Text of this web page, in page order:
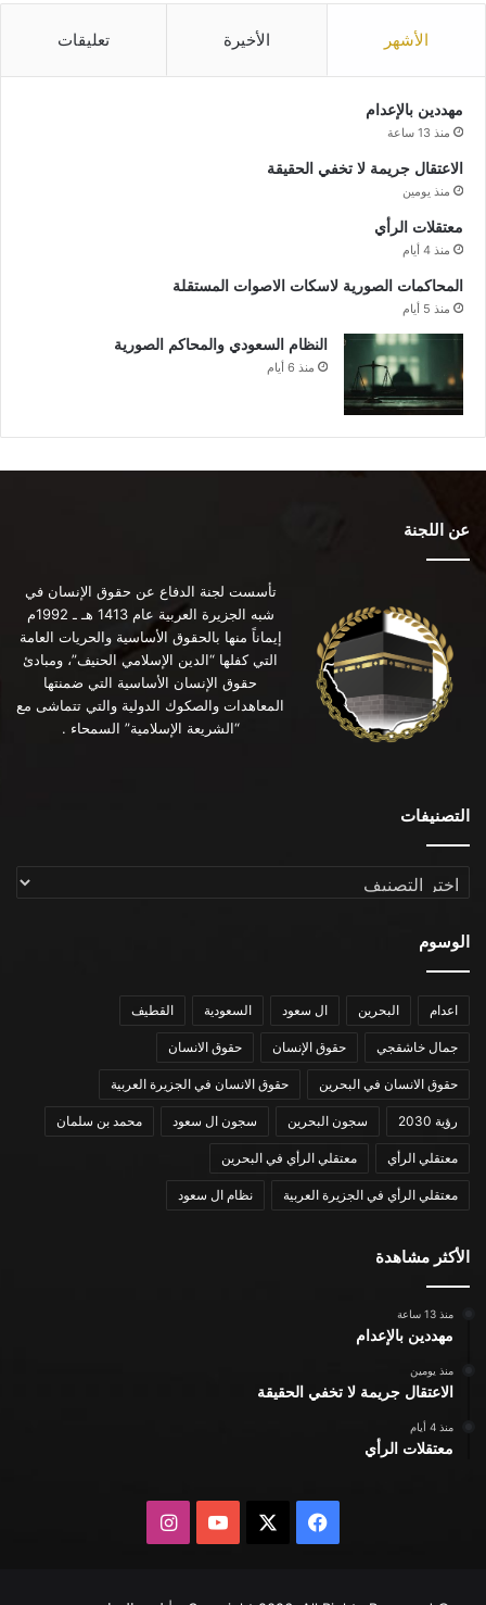
الأشهر الأخيرة تعليقات
مهددين بالإعدام
منذ 13 ساعة
الاعتقال جريمة لا تخفي الحقيقة
منذ يومين
معتقلات الرأي
منذ 4 أيام
المحاكمات الصورية لاسكات الاصوات المستقلة
منذ 5 أيام
النظام السعودي والمحاكم الصورية
منذ 6 أيام
عن اللجنة
تأسست لجنة الدفاع عن حقوق الإنسان في
شبه الجزيرة العربية عام 1413 هـ ـ 1992م
إيماناً منها بالحقوق الأساسية والحريات العامة
التي كفلها “الدين الإسلامي الحنيف”، ومبادئ
حقوق الإنسان الأساسية التي ضمنتها
المعاهدات والصكوك الدولية والتي تتماشى مع
“الشريعة الإسلامية” السمحاء .
التصنيفات
التصنيفات
الوسوم
اعدام البحرين ال سعود السعودية القطيف
جمال خاشقجي حقوق الإنسان حقوق الانسان
حقوق الانسان في البحرين حقوق الانسان في الجزيرة العربية
رؤية 2030 سجون البحرين سجون ال سعود محمد بن سلمان
معتقلي الرأي معتقلي الرأي في البحرين
معتقلي الرأي في الجزيرة العربية نظام ال سعود
الأكثر مشاهدة
منذ 13 ساعة
مهددين بالإعدام
منذ يومين
الاعتقال جريمة لا تخفي الحقيقة
منذ 4 أيام
معتقلات الرأي
فيسبوك يوتيوبانستقرام